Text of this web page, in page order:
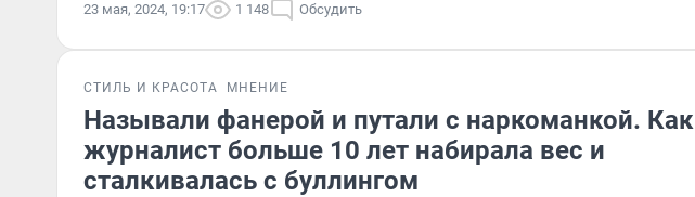
23 мая, 2024, 19:17 1 148 Обсудить
СТИЛЬ И КРАСОТА МНЕНИЕ
Называли фанерой и путали с наркоманкой. Как
журналист больше 10 лет набирала вес и
сталкивалась с буллингом